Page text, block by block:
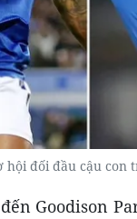
hội đối đầu cậu
Goodison